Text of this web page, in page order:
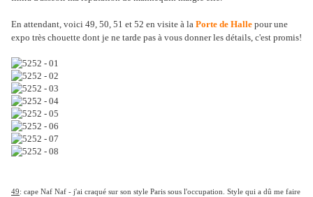
En attendant, voici 49, 50, 51 et 52 en visite à la Porte de Halle pour une
expo très chouette dont je ne tarde pas à vous donner les détails, c'est promis!
49: cape Naf Naf - j'ai craqué sur son style Paris sous l'occupation. Style qui a dû me faire